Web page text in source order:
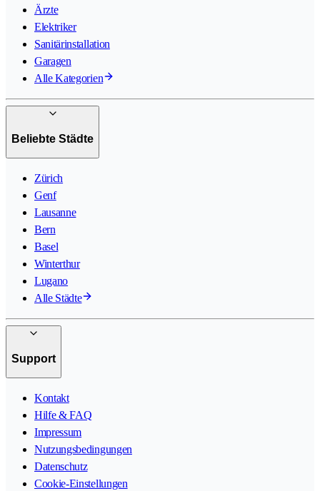
Ärzte
Elektriker
Sanitärinstallation
Garagen
Alle Kategorien
Beliebte Städte
Zürich
Genf
Lausanne
Bern
Basel
Winterthur
Lugano
Alle Städte
Support
Kontakt
Hilfe & FAQ
Impressum
Nutzungsbedingungen
Datenschutz
Cookie-Einstellungen